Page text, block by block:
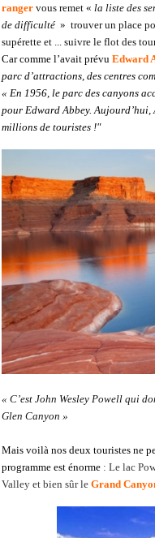
ranger vous remet « la liste des
de difficulté » trouver un place
supérette et ... suivre le flot des
Car comme l’avait prévu Edward
parc d’attractions, des centres
« En 1956, le parc des canyons
pour Edward Abbey.
millions de touristes !"
« C’est John Wesley Powell qui
Glen Canyon »
Mais voilà nos deux touristes ne
programme est énorme : Le lac
Valley et bien sûr le Grand